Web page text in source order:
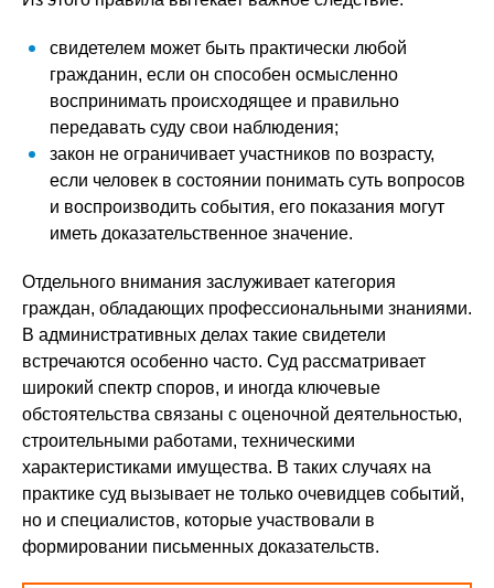
свидетелем может быть практически любой
гражданин, если он способен осмысленно
воспринимать происходящее и правильно
передавать суду свои наблюдения;
закон не ограничивает участников по возрасту,
если человек в состоянии понимать суть вопросов
и воспроизводить события, его показания могут
иметь доказательственное значение.
Отдельного внимания заслуживает категория
граждан, обладающих профессиональными знаниями.
В административных делах такие свидетели
встречаются особенно часто. Суд рассматривает
широкий спектр споров, и иногда ключевые
обстоятельства связаны с оценочной деятельностью,
строительными работами, техническими
характеристиками имущества. В таких случаях на
практике суд вызывает не только очевидцев событий,
но и специалистов, которые участвовали в
формировании письменных доказательств.